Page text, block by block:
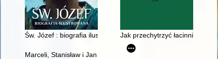
Św. Józef : biografia ilustrowanaJak przechytrzyć łacinnika :
Marceli, Stanisław i Jan Nowogórscy - zasłużeni peowiacy i